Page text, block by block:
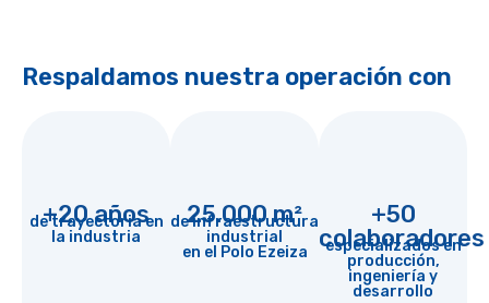
Respaldamos nuestra operación con
+20 años
de trayectoria en
la industria
25.000 m²
de infraestructura
industrial
en el Polo Ezeiza
+50
colaboradores
especializados en
producción,
ingeniería y
desarrollo